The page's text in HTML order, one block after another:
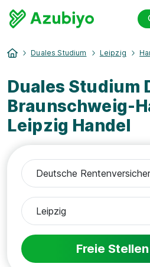
Duales Studium Leipzig
Duales Studium
Braunschweig-
Leipzig Handel
Freie